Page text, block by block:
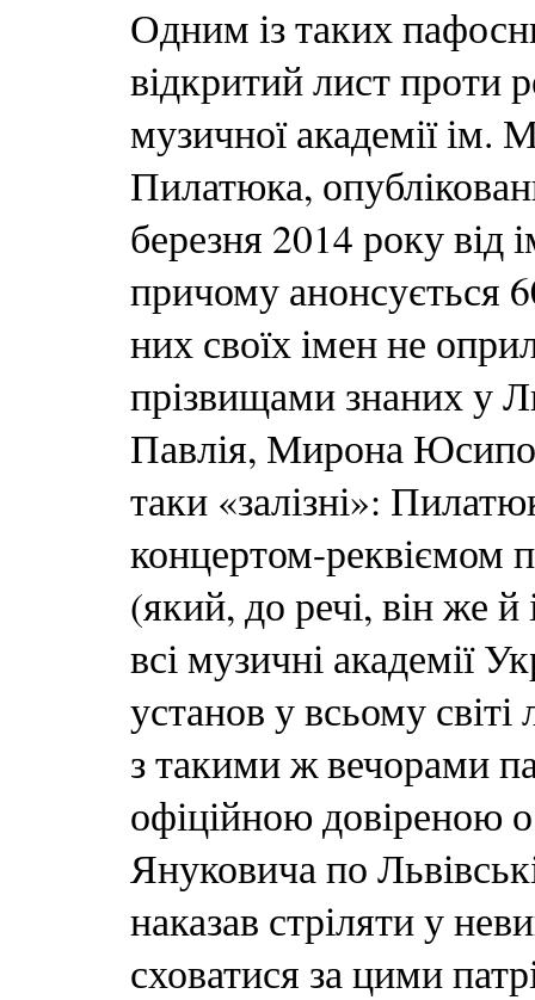
Одним із таких
відкритий лист проти
музичної академії ім.
Пилатюка,
березня 2014 року від
причому анонсується
них своїх імен не
прізвищами знаних у
Павлія, Мирона
таки «залізні»:
концертом-реквіємом
(який, до речі, він же й
всі музичні академії
установ у всьому
з такими ж вечорами
офіційною довіреною
Януковича по
наказав стріляти у
сховатися за цими